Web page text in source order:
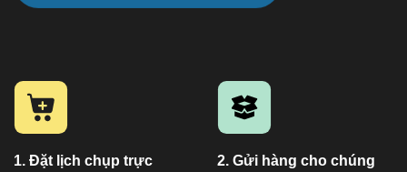
1. Đặt lịch chụp trực
2. Gửi hàng cho chúng